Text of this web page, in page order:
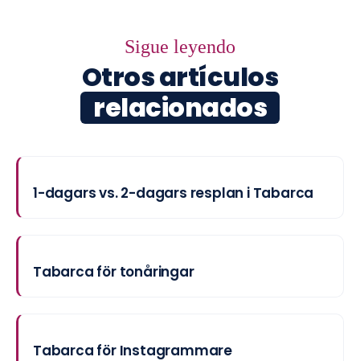
Sigue leyendo
Otros artículos
relacionados
1-dagars vs. 2-dagars resplan i Tabarca
Tabarca för tonåringar
Tabarca för Instagrammare